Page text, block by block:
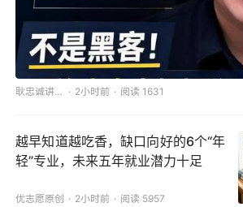
耿忠诚讲升学 2小时前 阅读 1631
越早知道越吃香，缺口向好的6个“年
轻”专业，未来五年就业潜力十足
优志愿原创 2小时前 阅读 5957